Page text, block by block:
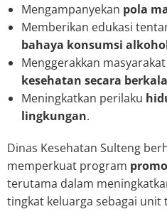
Mengampanyekan pola
Memberikan edukasi
bahaya konsumsi
Menggerakkan
kesehatan secara berkala
Meningkatkan perilaku
lingkungan.
Dinas Kesehatan Sulteng
memperkuat program
terutama dalam
tingkat keluarga sebagai unit